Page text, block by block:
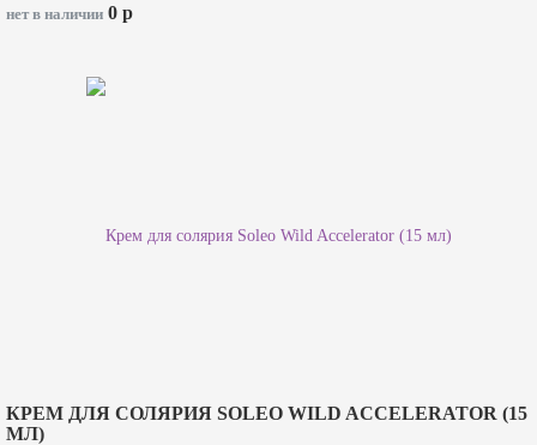
нет в наличии 0 p
КРЕМ ДЛЯ СОЛЯРИЯ SOLEO WILD ACCELERATOR (15
МЛ)